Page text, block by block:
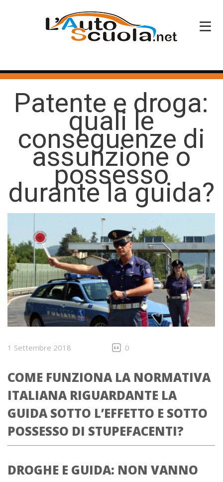
HOME
SERVIZI
CORSI PROFESSIONALI
PERCHÉ SCEGLIERCI
Patente e droga:
quali le
conseguenze di
assunzione o
possesso
durante la guida?
1 Settembre 2018 0
COME FUNZIONA LA NORMATIVA
ITALIANA RIGUARDANTE LA
GUIDA SOTTO L’EFFETTO E SOTTO
POSSESSO DI STUPEFACENTI?
DROGHE E GUIDA: NON VANNO